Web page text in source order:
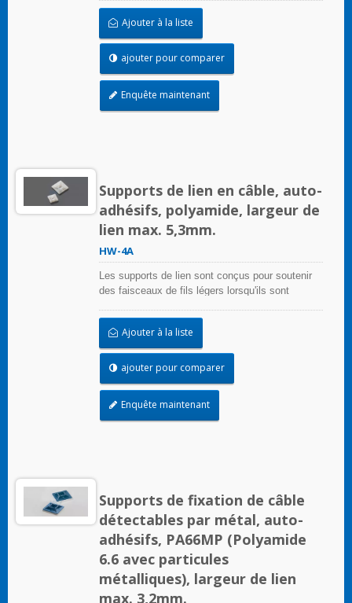
lisse et sans graisse.
Ajouter à la liste
ajouter pour comparer
Enquête maintenant
Supports de lien en câble, auto-
adhésifs, polyamide, largeur de
lien max. 5,3mm.
HW-4A
Les supports de lien sont conçus pour soutenir
des faisceaux de fils légers lorsqu'ils sont
lisse et sans graisse.
Ajouter à la liste
ajouter pour comparer
Enquête maintenant
Supports de fixation de câble
détectables par métal, auto-
adhésifs, PA66MP (Polyamide
6.6 avec particules
métalliques), largeur de lien
max. 3,2mm.